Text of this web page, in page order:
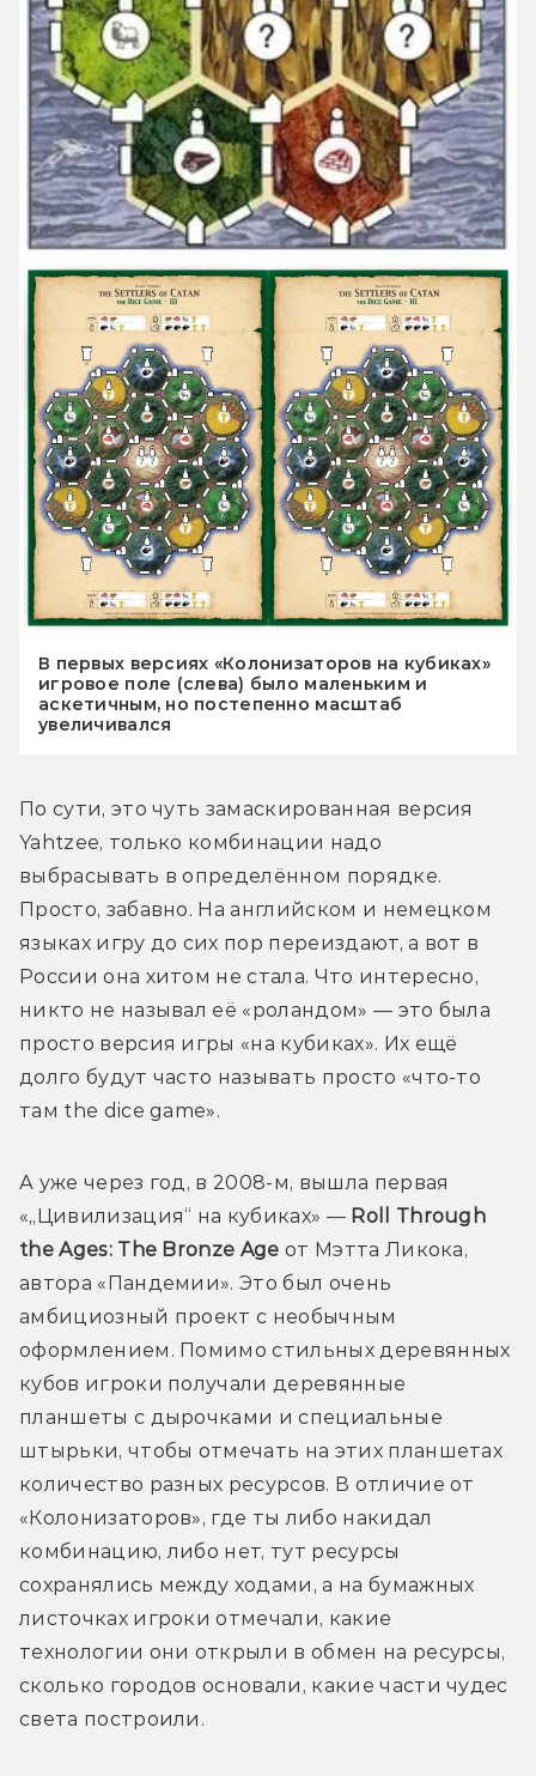
В первых версиях «Колонизаторов на кубиках»
игровое поле (слева) было маленьким и
аскетичным, но постепенно масштаб
увеличивался
По сути, это чуть замаскированная версия
Yahtzee, только комбинации надо
выбрасывать в определённом порядке.
Просто, забавно. На английском и немецком
языках игру до сих пор переиздают, а вот в
России она хитом не стала. Что интересно,
никто не называл её «роландом» — это была
просто версия игры «на кубиках». Их ещё
долго будут часто называть просто «что-то
там the dice game».
А уже через год, в 2008-м, вышла первая
«„Цивилизация“ на кубиках» — Roll Through
the Ages: The Bronze Age от Мэтта Ликока,
автора «Пандемии». Это был очень
амбициозный проект с необычным
оформлением. Помимо стильных деревянных
кубов игроки получали деревянные
планшеты с дырочками и специальные
штырьки, чтобы отмечать на этих планшетах
количество разных ресурсов. В отличие от
«Колонизаторов», где ты либо накидал
комбинацию, либо нет, тут ресурсы
сохранялись между ходами, а на бумажных
листочках игроки отмечали, какие
технологии они открыли в обмен на ресурсы,
сколько городов основали, какие части чудес
света построили.